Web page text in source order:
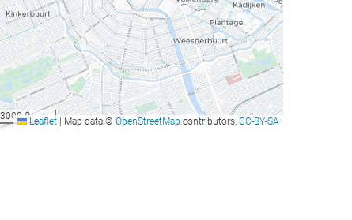
3000 ftLeaflet Map data © OpenStreetMap contributors, CC-BY-SA